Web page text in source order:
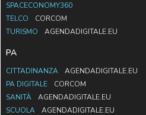
SPACECONOMY360
TELCO
CORCOM
TURISMO
AGENDADIGITALE.EU
PA
CITTADINANZA
AGENDADIGITALE.EU
PA DIGITALE
CORCOM
SANITÀ
AGENDADIGITALE.EU
SCUOLA
AGENDADIGITALE.EU